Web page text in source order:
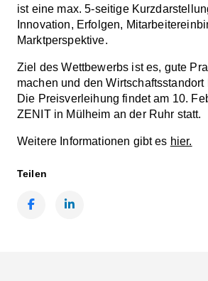
ist eine max. 5-seitige
Innovation, Erfolgen,
Marktperspektive.
Ziel des Wettbewerbs ist es, gute
machen und den Wirtschaftsstandort
Die Preisverleihung findet am 10.
ZENIT in Mülheim an der Ruhr statt.
Weitere Informationen gibt es hier.
Teilen